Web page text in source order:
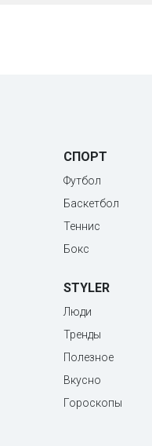
СПОРТ
Футбол
Баскетбол
Теннис
Бокс
STYLER
Люди
Тренды
Полезное
Вкусно
Гороскопы